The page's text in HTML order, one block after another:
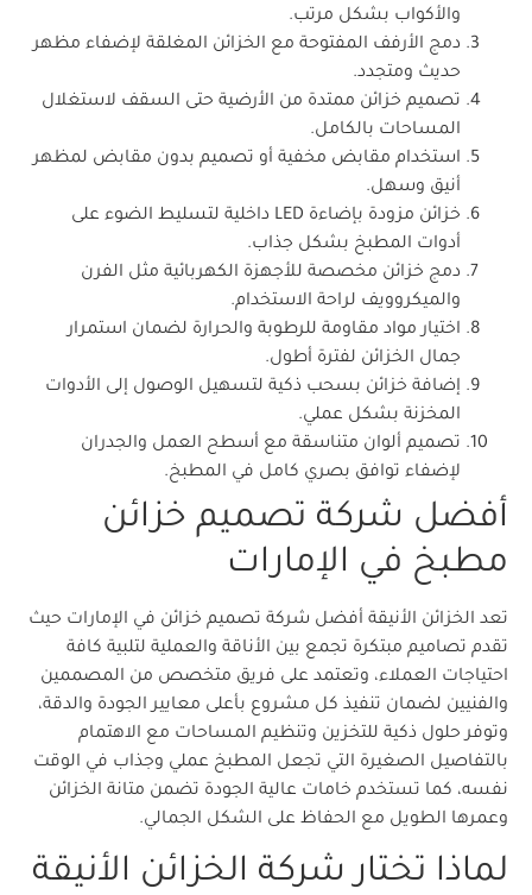
والأكواب بشكل مرتب.
دمج الأرفف المفتوحة مع الخزائن المغلقة لإضفاء مظهر
حديث ومتجدد.
تصميم خزائن ممتدة من الأرضية حتى السقف لاستغلال
المساحات بالكامل.
استخدام مقابض مخفية أو تصميم بدون مقابض لمظهر
أنيق وسهل.
خزائن مزودة بإضاءة LED داخلية لتسليط الضوء على
أدوات المطبخ بشكل جذاب.
دمج خزائن مخصصة للأجهزة الكهربائية مثل الفرن
والميكروويف لراحة الاستخدام.
اختيار مواد مقاومة للرطوبة والحرارة لضمان استمرار
جمال الخزائن لفترة أطول.
إضافة خزائن بسحب ذكية لتسهيل الوصول إلى الأدوات
المخزنة بشكل عملي.
تصميم ألوان متناسقة مع أسطح العمل والجدران
لإضفاء توافق بصري كامل في المطبخ.
أفضل شركة تصميم خزائن
مطبخ في الإمارات
تعد الخزائن الأنيقة أفضل شركة تصميم خزائن في الإمارات حيث
تقدم تصاميم مبتكرة تجمع بين الأناقة والعملية لتلبية كافة
احتياجات العملاء، وتعتمد على فريق متخصص من المصممين
والفنيين لضمان تنفيذ كل مشروع بأعلى معايير الجودة والدقة،
وتوفر حلول ذكية للتخزين وتنظيم المساحات مع الاهتمام
بالتفاصيل الصغيرة التي تجعل المطبخ عملي وجذاب في الوقت
نفسه، كما تستخدم خامات عالية الجودة تضمن متانة الخزائن
وعمرها الطويل مع الحفاظ على الشكل الجمالي.
لماذا تختار شركة الخزائن الأنيقة